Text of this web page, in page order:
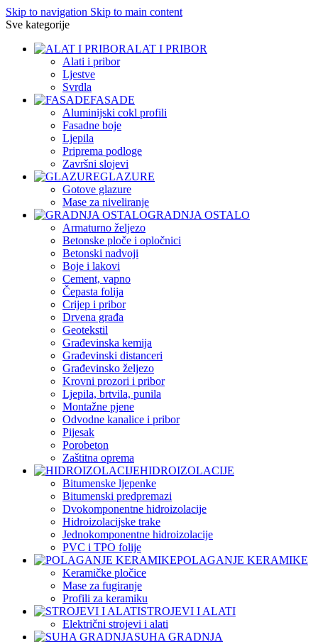
Skip to navigation Skip to main content
Sve kategorije
ALAT I PRIBOR
Alati i pribor
Ljestve
Svrdla
FASADE
Aluminijski cokl profili
Fasadne boje
Ljepila
Priprema podloge
Završni slojevi
GLAZURE
Gotove glazure
Mase za niveliranje
GRADNJA OSTALO
Armaturno željezo
Betonske ploče i opločnici
Betonski nadvoji
Boje i lakovi
Cement, vapno
Čepasta folija
Crijep i pribor
Drvena građa
Geotekstil
Građevinska kemija
Građevinski distanceri
Građevinsko željezo
Krovni prozori i pribor
Ljepila, brtvila, punila
Montažne pjene
Odvodne kanalice i pribor
Pijesak
Porobeton
Zaštitna oprema
HIDROIZOLACIJE
Bitumenske ljepenke
Bitumenski predpremazi
Dvokomponentne hidroizolacije
Hidroizolacijske trake
Jednokomponentne hidroizolacije
PVC i TPO folije
POLAGANJE KERAMIKE
Keramičke pločice
Mase za fugiranje
Profili za keramiku
STROJEVI I ALATI
Električni strojevi i alati
SUHA GRADNJA